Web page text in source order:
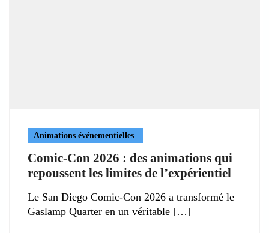
Animations événementielles
Comic-Con 2026 : des animations qui
repoussent les limites de l’expérientiel
Le San Diego Comic-Con 2026 a transformé le
Gaslamp Quarter en un véritable